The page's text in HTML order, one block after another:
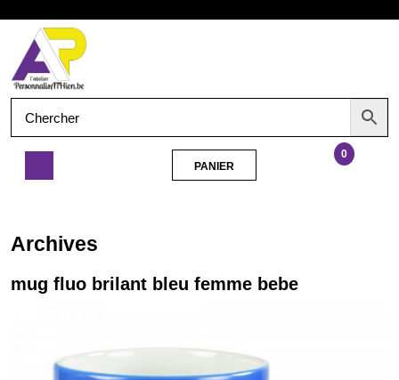
contenu
Ouvrir
le
menu
bleu
bebe
0
PANIER
Archives
mug fluo brilant bleu femme bebe